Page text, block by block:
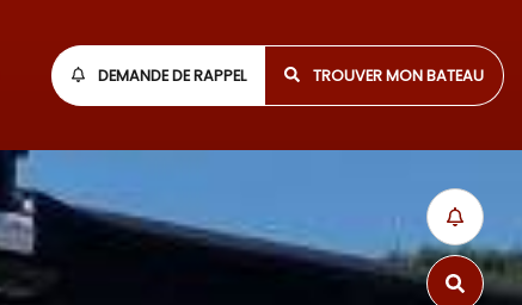
DEMANDE DE RAPPEL TROUVER MON BATEAU